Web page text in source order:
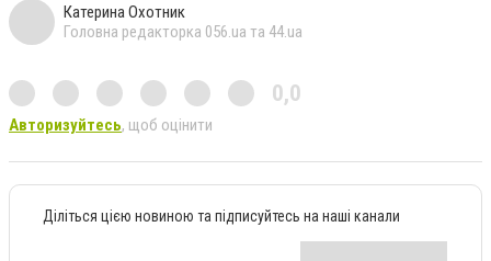
Катерина Охотник
Головна редакторка 056.ua та 44.ua
0,0
Авторизуйтесь, щоб оцінити
Діліться цією новиною та підписуйтесь на наші канали